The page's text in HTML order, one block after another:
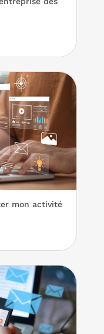
Gagner en visibilité pour booster mon activité